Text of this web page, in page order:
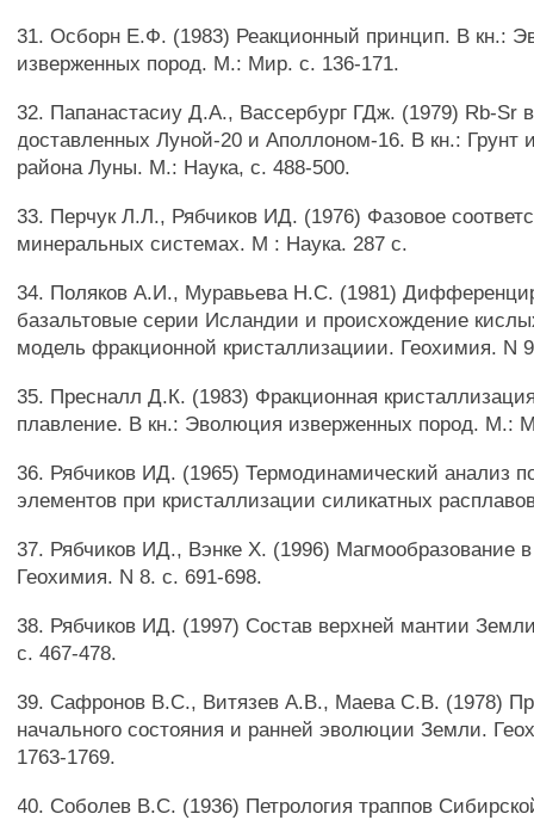
31. Осборн Е.Ф. (1983) Реакционный принцип. В кн.:
изверженных пород. М.: Мир. с. 136-171.
32. Папанастасиу Д.А., Вассербург ГДж. (1979) Rb-Sr
доставленных Луной-20 и Аполлоном-16. В кн.: Грунт
района Луны. М.: Наука, с. 488-500.
33. Перчук Л.Л., Рябчиков ИД. (1976) Фазовое
минеральных системах. M : Наука. 287 с.
34. Поляков А.И., Муравьева Н.С. (1981)
базальтовые серии Исландии и происхождение
модель фракционной кристаллизациии. Геохимия. N
35. Пресналл Д.К. (1983) Фракционная
плавление. В кн.: Эволюция изверженных пород. М.:
36. Рябчиков ИД. (1965) Термодинамический анализ
элементов при кристаллизации силикатных
37. Рябчиков ИД., Вэнке X. (1996) Магмообразование
Геохимия. N 8. с. 691-698.
38. Рябчиков ИД. (1997) Состав верхней мантии
с. 467-478.
39. Сафронов B.C., Витязев A.B., Маева C.B. (1978)
начального состояния и ранней эволюции Земли.
1763-1769.
40. Соболев B.C. (1936) Петрология траппов